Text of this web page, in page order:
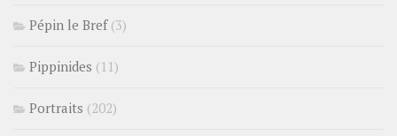
Pépin le Bref(3)
Pippinides (11)
Portraits (202)